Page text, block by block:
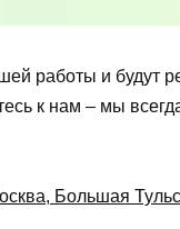
работы и будут
к нам – мы
Большая